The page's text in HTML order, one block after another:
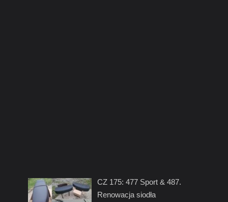
CZ 175: 477 Sport & 487.
Renowacja siodła